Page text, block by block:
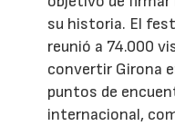
su historia. El
reunió a 74.000
convertir Girona
puntos de
internacional,